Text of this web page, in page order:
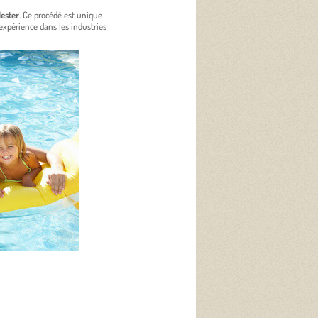
. Ce procédé est unique
dans les industries